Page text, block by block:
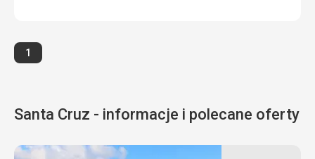
Zakwaterowanie
Ta recenzja została automatycznie przetłumaczona za
Strona
1
Santa Cruz - informacje i polecane oferty